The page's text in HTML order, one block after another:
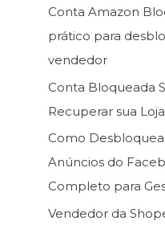
Conta Amazon
prático para
vendedor
Conta Bloqueada
Recuperar sua Loja
Como
Anúncios do
Completo para
Vendedor da